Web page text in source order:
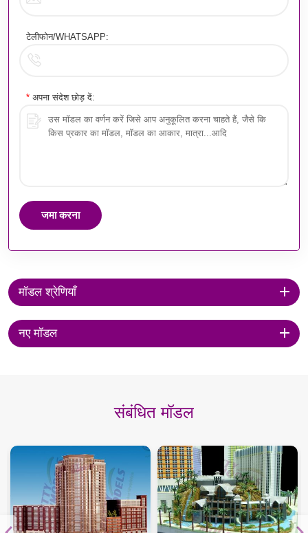
टेलीफोन/WHATSAPP:
* अपना संदेश छोड़ दें:
जमा करना
मॉडल श्रेणियाँ
नए मॉडल
संबंधित मॉडल